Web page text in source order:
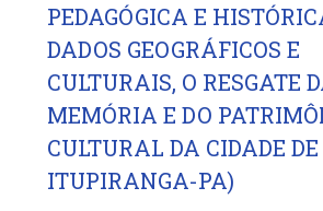
PEDAGÓGICA E
DADOS GEOGRÁFICOS E
CULTURAIS, O RESGATE
MEMÓRIA E DO
CULTURAL DA CIDADE DE
ITUPIRANGA-PA)